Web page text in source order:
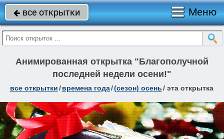
 все открытки Меню
Анимированная открытка "Благополучной
последней недели осени!"
все открытки/ времена года/(сезон) осень/ эта открытка